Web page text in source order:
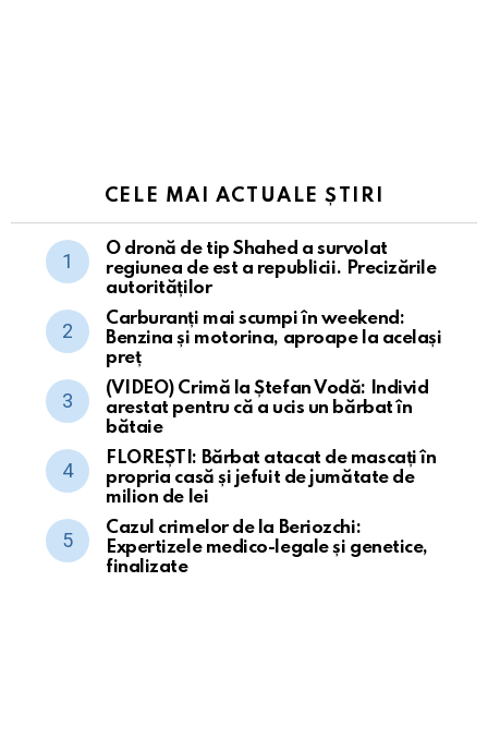
CELE MAI ACTUALE ȘTIRI
O dronă de tip Shahed a survolat
regiunea de est a republicii. Precizările
autorităților
Carburanți mai scumpi în weekend:
Benzina și motorina, aproape la același
preț
(VIDEO) Crimă la Ștefan Vodă: Individ
arestat pentru că a ucis un bărbat în
bătaie
FLOREȘTI: Bărbat atacat de mascați în
propria casă și jefuit de jumătate de
milion de lei
Cazul crimelor de la Beriozchi:
Expertizele medico-legale și genetice,
finalizate